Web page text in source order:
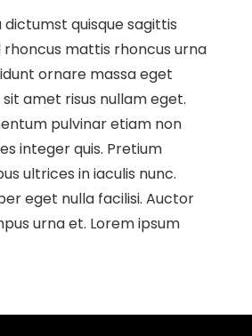
quisque sagittis
rhoncus mattis rhoncus urna
ornare massa eget
amet risus nullam eget.
pulvinar etiam non
integer quis. Pretium
ultrices in iaculis nunc.
eget nulla facilisi. Auctor
urna et. Lorem ipsum